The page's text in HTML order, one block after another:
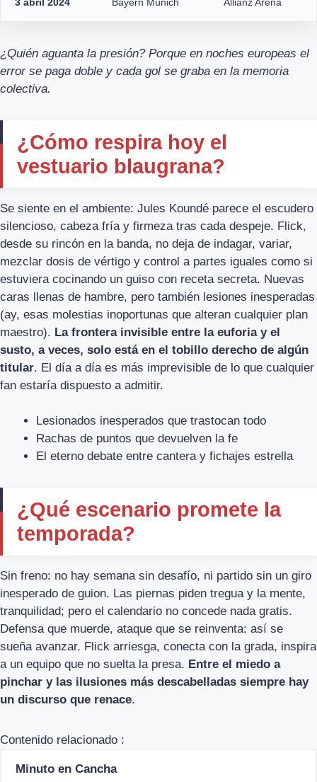
¿Quién aguanta la presión? Porque en noches europeas el
error se paga doble y cada gol se graba en la memoria
colectiva.
¿Cómo respira hoy el
vestuario blaugrana?
Se siente en el ambiente: Jules Koundé parece el escudero
silencioso, cabeza fría y firmeza tras cada despeje. Flick,
desde su rincón en la banda, no deja de indagar, variar,
mezclar dosis de vértigo y control a partes iguales como si
estuviera cocinando un guiso con receta secreta. Nuevas
caras llenas de hambre, pero también lesiones inesperadas
(ay, esas molestias inoportunas que alteran cualquier plan
maestro). La frontera invisible entre la euforia y el
susto, a veces, solo está en el tobillo derecho de algún
titular. El día a día es más imprevisible de lo que cualquier
fan estaría dispuesto a admitir.
Lesionados inesperados que trastocan todo
Rachas de puntos que devuelven la fe
El eterno debate entre cantera y fichajes estrella
¿Qué escenario promete la
temporada?
Sin freno: no hay semana sin desafío, ni partido sin un giro
inesperado de guion. Las piernas piden tregua y la mente,
tranquilidad; pero el calendario no concede nada gratis.
Defensa que muerde, ataque que se reinventa: así se
sueña avanzar. Flick arriesga, conecta con la grada, inspira
a un equipo que no suelta la presa. Entre el miedo a
pinchar y las ilusiones más descabelladas siempre hay
un discurso que renace.
Contenido relacionado :
Minuto en Cancha